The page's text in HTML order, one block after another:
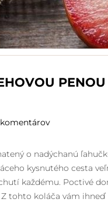
PENOU
o nadýchanú
kysnutého cesta
každému. Poctivé
tohto koláča vám ihneď